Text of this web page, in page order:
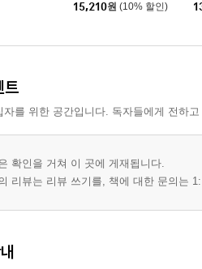
15,210원 (10% 할인)
트
자를 위한 공간입니다. 독자들에게 전하
확인을 거쳐 이 곳에 게재됩니다.
리뷰는 리뷰 쓰기를, 책에 대한 문의는